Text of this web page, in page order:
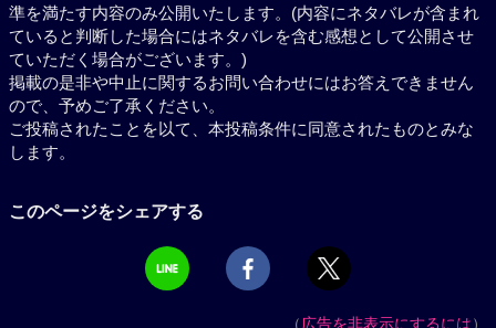
準を満たす内容のみ公開いたします。(内容にネタバレが含まれ
ていると判断した場合にはネタバレを含む感想として公開させ
ていただく場合がございます。)
掲載の是非や中止に関するお問い合わせにはお答えできません
ので、予めご了承ください。
ご投稿されたことを以て、本投稿条件に同意されたものとみな
します。
このページをシェアする
（広告を非表示にするには）